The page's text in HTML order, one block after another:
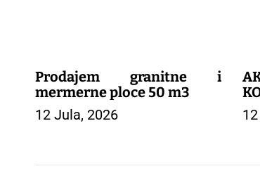
Prodajem granitne i
mermerne ploce 50 m3
12 Jula, 2026